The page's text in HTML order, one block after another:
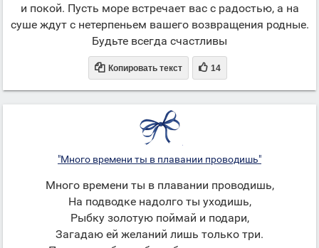
и покой. Пусть море встречает вас с радостью, а на
суше ждут с нетерпеньем вашего возвращения родные.
Будьте всегда счастливы
 Копировать текст  14
"Много времени ты в плавании проводишь"
Много времени ты в плавании проводишь,
На подводке надолго ты уходишь,
Рыбку золотую поймай и подари,
Загадаю ей желаний лишь только три.